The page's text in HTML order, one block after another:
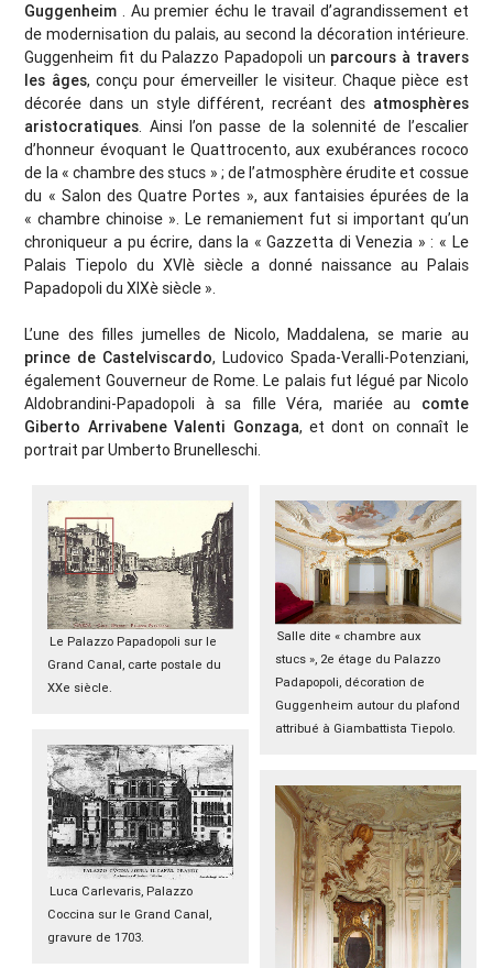
Guggenheim. Au premier échu le travail d’agrandissement et
de modernisation du palais, au second la décoration intérieure.
Guggenheim fit du Palazzo Papadopoli un parcours à travers
les âges, conçu pour émerveiller le visiteur. Chaque pièce est
décorée dans un style différent, recréant des atmosphères
aristocratiques. Ainsi l’on passe de la solennité de l’escalier
d’honneur évoquant le Quattrocento, aux exubérances rococo
de la « chambre des stucs » ; de l’atmosphère érudite et cossue
du « Salon des Quatre Portes », aux fantaisies épurées de la
« chambre chinoise ». Le remaniement fut si important qu’un
chroniqueur a pu écrire, dans la « Gazzetta di Venezia » : « Le
Palais Tiepolo du XVIè siècle a donné naissance au Palais
Papadopoli du XIXè siècle ».
L’une des filles jumelles de Nicolo, Maddalena, se marie au
prince de Castelviscardo, Ludovico Spada-Veralli-Potenziani,
également Gouverneur de Rome. Le palais fut légué par Nicolo
Aldobrandini-Papadopoli à sa fille Véra, mariée au comte
Giberto Arrivabene Valenti Gonzaga, et dont on connaît le
portrait par Umberto Brunelleschi.
Le Palazzo Papadopoli sur le
Grand Canal, carte postale du
XXe siècle.
Luca Carlevaris, Palazzo
Coccina sur le Grand Canal,
gravure de 1703.
Salle dite « chambre aux
stucs », 2e étage du Palazzo
Padapopoli, décoration de
Guggenheim autour du plafond
attribué à Giambattista Tiepolo.